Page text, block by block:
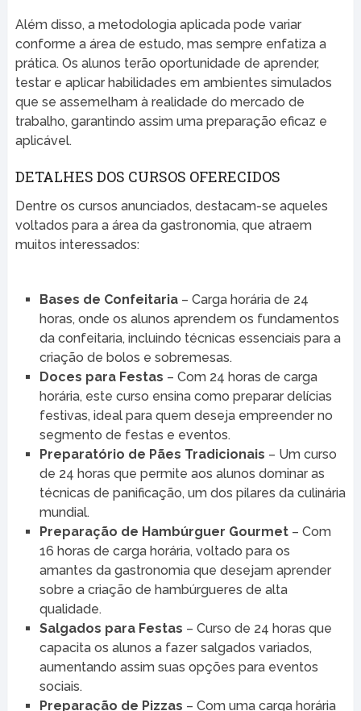
Além disso, a metodologia aplicada pode variar
conforme a área de estudo, mas sempre enfatiza a
prática. Os alunos terão oportunidade de aprender,
testar e aplicar habilidades em ambientes simulados
que se assemelham à realidade do mercado de
trabalho, garantindo assim uma preparação eficaz e
aplicável.
DETALHES DOS CURSOS OFERECIDOS
Dentre os cursos anunciados, destacam-se aqueles
voltados para a área da gastronomia, que atraem
muitos interessados:
Bases de Confeitaria– Carga horária de 24
horas, onde os alunos aprendem os fundamentos
da confeitaria, incluindo técnicas essenciais para a
criação de bolos e sobremesas.
Doces para Festas – Com 24 horas de carga
horária, este curso ensina como preparar delícias
festivas, ideal para quem deseja empreender no
segmento de festas e eventos.
Preparatório de Pães Tradicionais – Um curso
de 24 horas que permite aos alunos dominar as
técnicas de panificação, um dos pilares da culinária
mundial.
Preparação de Hambúrguer Gourmet– Com
16 horas de carga horária, voltado para os
amantes da gastronomia que desejam aprender
sobre a criação de hambúrgueres de alta
qualidade.
Salgados para Festas – Curso de 24 horas que
capacita os alunos a fazer salgados variados,
aumentando assim suas opções para eventos
sociais.
Preparação de Pizzas – Com uma carga horária